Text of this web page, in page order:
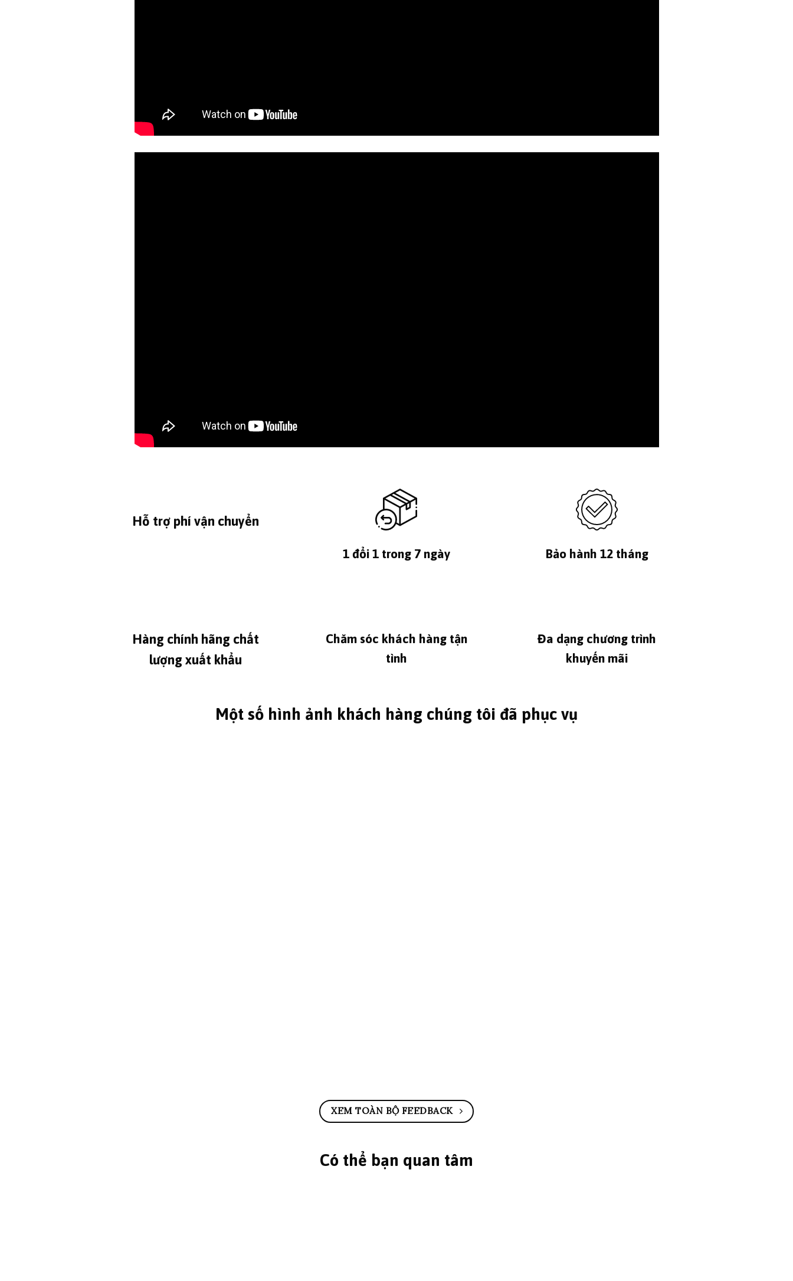
Hỗ trợ phí vận chuyển
1 đổi 1 trong 7 ngày Bảo hành 12 tháng
Hàng chính hãng chất
lượng xuất khẩu
Chăm sóc khách hàng tận
tình
Đa dạng chương trình
khuyến mãi
Một số hình ảnh khách hàng chúng tôi đã phục vụ
XEM TOÀN BỘ FEEDBACK
Có thể bạn quan tâm